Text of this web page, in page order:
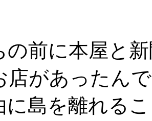
の前に本屋と
店があったん
に島を離れる